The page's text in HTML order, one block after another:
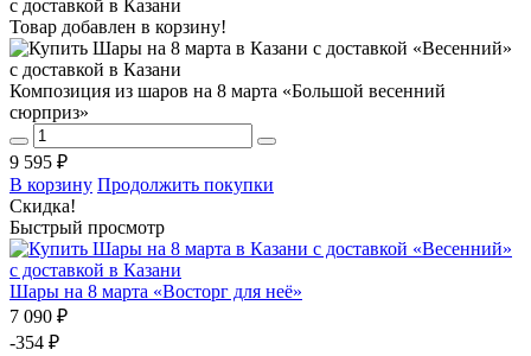
Товар добавлен в корзину!
Композиция из шаров на 8 марта «Большой весенний
сюрприз»
9 595 ₽
В корзину Продолжить покупки
Скидка!
Быстрый просмотр
Шары на 8 марта «Восторг для неё»
7 090 ₽
-354 ₽